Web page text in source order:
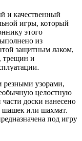
и качественный
игры, который
этого
из
защитным лаком,
трещин и
резными узорами,
целостную
доски нанесено
шашек или шахмат.
под игру